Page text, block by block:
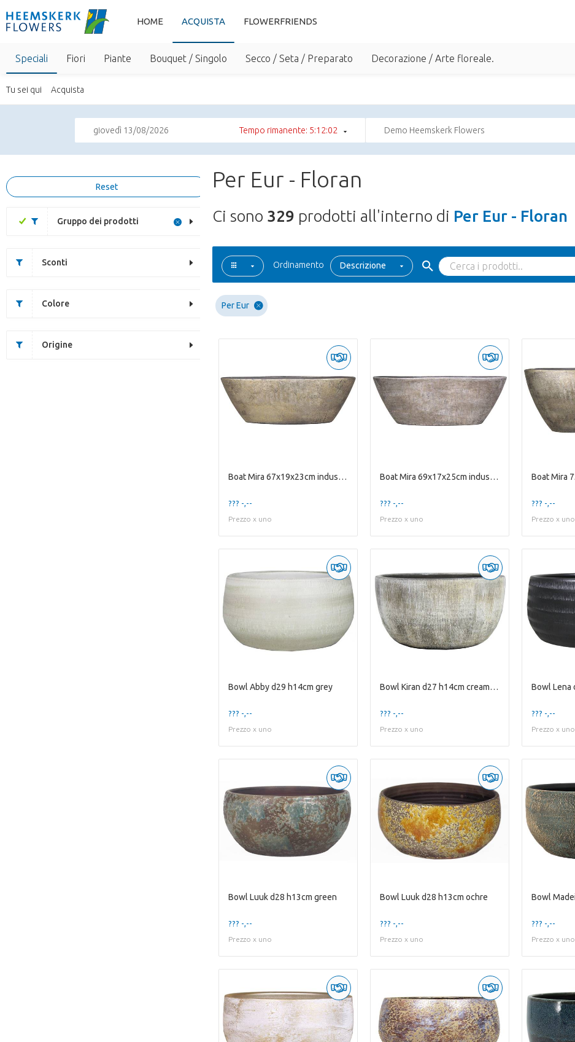
HOME ACQUISTA FLOWERFRIENDS
Speciali Fiori Piante Bouquet / Singolo Secco / Seta / Preparato Decorazione / Arte floreale.
Tu sei qui Acquista
giovedì 13/08/2026 Tempo rimanente: 5:12:01 Demo Heemskerk Flowers
Reset
Gruppo dei prodotti
Sconti
Colore
Origine
Per Eur - Floran
Ci sono 329 prodotti all'interno di Per Eur - Floran
Ordinamento Descrizione
Per Eur
Boat Mira 67x19x23cm industrial gold
??? -,--
Prezzo x uno
Boat Mira 69x17x25cm industrial white
??? -,--
Prezzo x uno
??? -,--
Prezzo x uno
Bowl Abby d29 h14cm grey
??? -,--
Prezzo x uno
Bowl Kiran d27 h14cm cream green
??? -,--
Prezzo x uno
??? -,--
Prezzo x uno
Bowl Luuk d28 h13cm green
??? -,--
Prezzo x uno
Bowl Luuk d28 h13cm ochre
??? -,--
Prezzo x uno
??? -,--
Prezzo x uno